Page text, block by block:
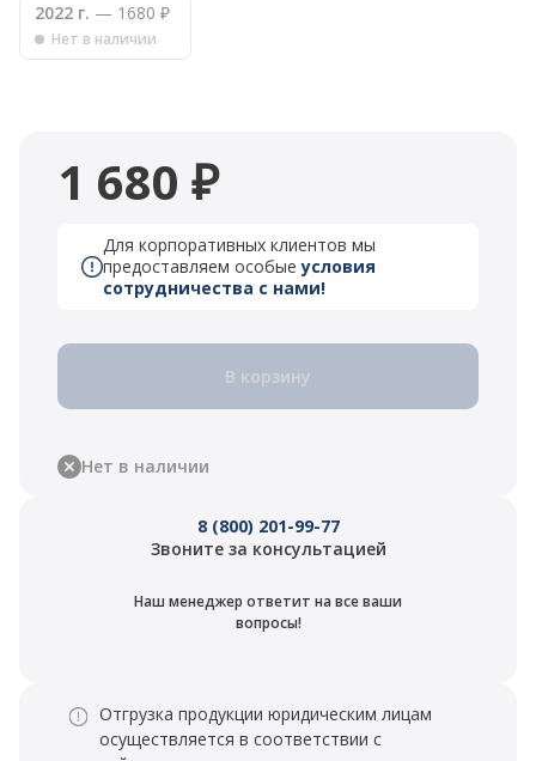
2022 г. — 1680 ₽
Нет в наличии
1 680 ₽
Для корпоративных клиентов мы
предоставляем особыеусловия
сотрудничества с нами!
В корзину
Нет в наличии
8 (800) 201-99-77
Звоните за консультацией
Наш менеджер ответит на все ваши
вопросы!
Отгрузка продукции юридическим лицам
осуществляется в соответствии с